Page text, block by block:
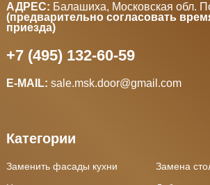
АДРЕС: Балашиха, Московская обл.
(предварительно согласовать
приезда)
+7 (495) 132-60-59
E-MAIL: sale.msk.door@gmail.com
Категории
Заменить фасады кухни
Замена